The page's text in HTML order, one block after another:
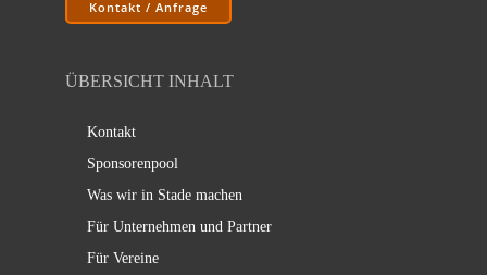
Kontakt / Anfrage
ÜBERSICHT INHALT
Kontakt
Sponsorenpool
Was wir in Stade machen
Für Unternehmen und Partner
Für Vereine